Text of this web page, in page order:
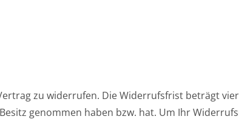
zu widerrufen. Die Widerrufsfrist beträgt
genommen haben bzw. hat. Um Ihr